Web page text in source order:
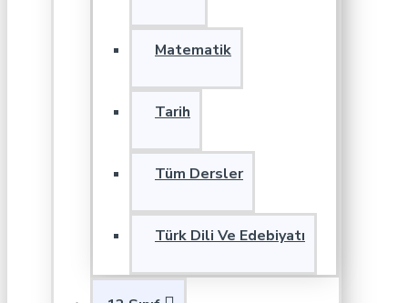
Matematik
Tarih
Tüm Dersler
Türk Dili Ve Edebiyatı